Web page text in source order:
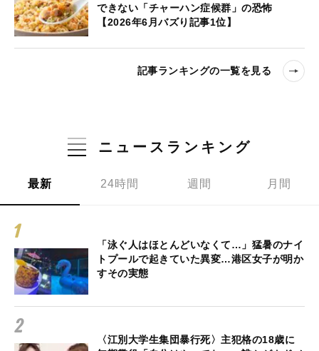
できない「チャーハン症候群」の恐怖
【2026年6月バズり記事1位】
記事ランキングの一覧を見る
ニュースランキング
最新 24時間 週間 月間
「泳ぐ人はほとんどいなくて…」猛暑のナイ
トプールで起きていた異変…港区女子が明か
すその実態
〈江別大学生集団暴行死〉主犯格の18歳に